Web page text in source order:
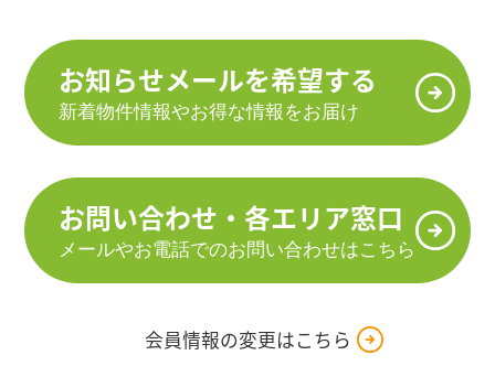
お知らせメールを希望する
新着物件情報やお得な情報をお届け
お問い合わせ・各エリア窓口
メールやお電話でのお問い合わせはこちら
会員情報の変更はこちら